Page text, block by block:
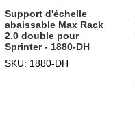
Support d'échelle
abaissable Max Rack
2.0 double pour
Sprinter - 1880-DH
SKU: 1880-DH